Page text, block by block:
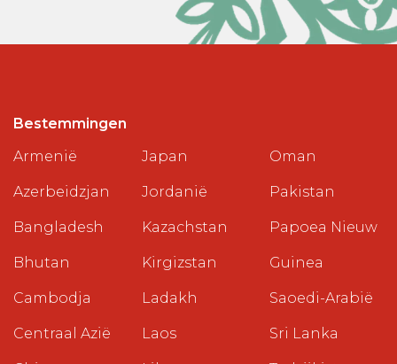
Bestemmingen
Armenië
Azerbeidzjan
Bangladesh
Bhutan
Cambodja
Centraal Azië
Japan
Jordanië
Kazachstan
Kirgizstan
Ladakh
Laos
Oman
Pakistan
Papoea Nieuw
Guinea
Saoedi-Arabië
Sri Lanka